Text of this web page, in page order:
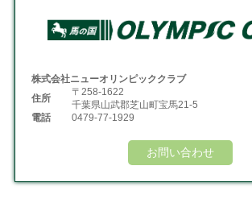
株式会社ニューオリンピッククラブ
住所
〒258-1622
千葉県山武郡芝山町宝馬21-5
電話
0479-77-1929
お問い合わせ